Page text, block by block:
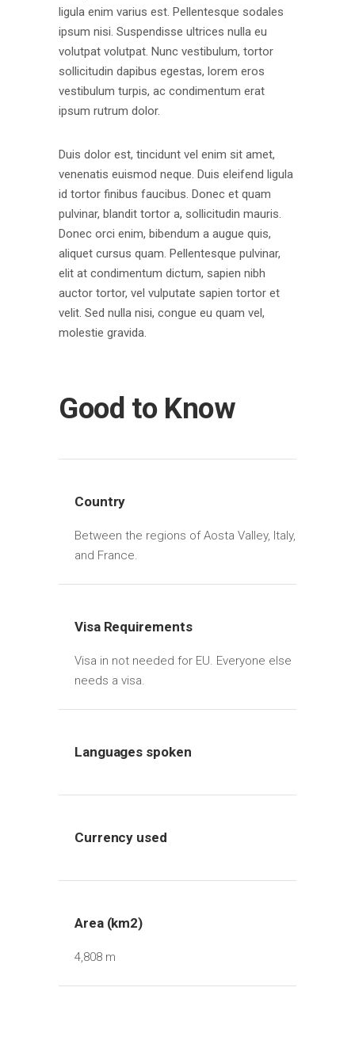
ligula enim varius est. Pellentesque sodales
ipsum nisi. Suspendisse ultrices nulla eu
volutpat volutpat. Nunc vestibulum, tortor
sollicitudin dapibus egestas, lorem eros
vestibulum turpis, ac condimentum erat
ipsum rutrum dolor.
Duis dolor est, tincidunt vel enim sit amet,
venenatis euismod neque. Duis eleifend ligula
id tortor finibus faucibus. Donec et quam
pulvinar, blandit tortor a, sollicitudin mauris.
Donec orci enim, bibendum a augue quis,
aliquet cursus quam. Pellentesque pulvinar,
elit at condimentum dictum, sapien nibh
auctor tortor, vel vulputate sapien tortor et
velit. Sed nulla nisi, congue eu quam vel,
molestie gravida.
Good to Know
Country
Between the regions of Aosta Valley, Italy,
and France.
Visa Requirements
Visa in not needed for EU. Everyone else
needs a visa.
Languages spoken
Currency used
Area (km2)
4,808 m